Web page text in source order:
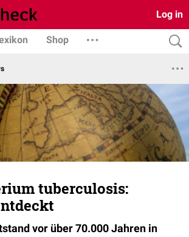
Log in
Shop
tuberculosis:
vor über 70.000 Jahren in